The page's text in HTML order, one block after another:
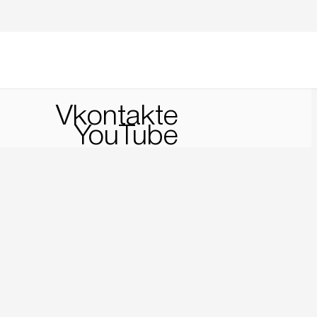
Vkontakte
YouTube